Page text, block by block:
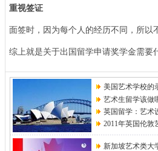
重视签证
面签时，因为每个人的经历不同，所
综上就是关于出国留学申请奖学金需要
美国艺术学校的
艺术生留学该做
英国留学：艺术
2011年英国伦敦
新加坡艺术类大